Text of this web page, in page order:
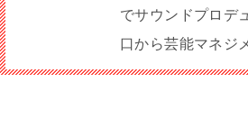
でサウンドプロデ
口から芸能マネジ